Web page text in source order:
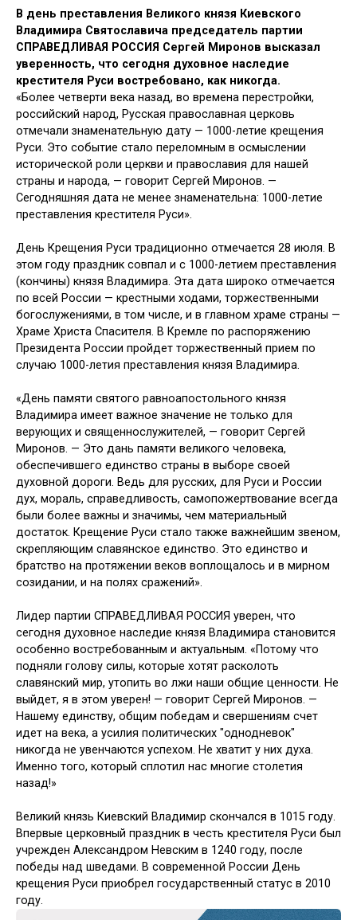
В день преставления Великого князя Киевского
Владимира Святославича председатель партии
СПРАВЕДЛИВАЯ РОССИЯ Сергей Миронов высказал
уверенность, что сегодня духовное наследие
крестителя Руси востребовано, как никогда.
«Более четверти века назад, во времена перестройки,
российский народ, Русская православная церковь
отмечали знаменательную дату — 1000-летие крещения
Руси. Это событие стало переломным в осмыслении
исторической роли церкви и православия для нашей
страны и народа, — говорит Сергей Миронов. —
Сегодняшняя дата не менее знаменательна: 1000-летие
преставления крестителя Руси».
День Крещения Руси традиционно отмечается 28 июля. В
этом году праздник совпал и с 1000-летием преставления
(кончины) князя Владимира. Эта дата широко отмечается
по всей России — крестными ходами, торжественными
богослужениями, в том числе, и в главном храме страны —
Храме Христа Спасителя. В Кремле по распоряжению
Президента России пройдет торжественный прием по
случаю 1000-летия преставления князя Владимира.
«День памяти святого равноапостольного князя
Владимира имеет важное значение не только для
верующих и священнослужителей, — говорит Сергей
Миронов. — Это дань памяти великого человека,
обеспечившего единство страны в выборе своей
духовной дороги. Ведь для русских, для Руси и России
дух, мораль, справедливость, самопожертвование всегда
были более важны и значимы, чем материальный
достаток. Крещение Руси стало также важнейшим звеном,
скрепляющим славянское единство. Это единство и
братство на протяжении веков воплощалось и в мирном
созидании, и на полях сражений».
Лидер партии СПРАВЕДЛИВАЯ РОССИЯ уверен, что
сегодня духовное наследие князя Владимира становится
особенно востребованным и актуальным. «Потому что
подняли голову силы, которые хотят расколоть
славянский мир, утопить во лжи наши общие ценности. Не
выйдет, я в этом уверен! — говорит Сергей Миронов. —
Нашему единству, общим победам и свершениям счет
идет на века, а усилия политических "однодневок"
никогда не увенчаются успехом. Не хватит у них духа.
Именно того, который сплотил нас многие столетия
назад!»
Великий князь Киевский Владимир скончался в 1015 году.
Впервые церковный праздник в честь крестителя Руси был
учрежден Александром Невским в 1240 году, после
победы над шведами. В современной России День
крещения Руси приобрел государственный статус в 2010
году.